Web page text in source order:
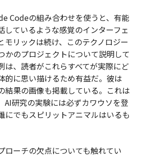
Codeの組み合わせを使うと、有能
しているような感覚のインターフェ
モリックは続け、このテクノロジー
かのプロジェクトについて説明して
は、読者がこれらすべてが実際にど
的に思い描けるため有益だ。彼は
結果の画像も掲載している。これは
AI研究の実験には必ずカワウソを登
にでもスピリットアニマルはいるも
ローチの欠点についても触れてい